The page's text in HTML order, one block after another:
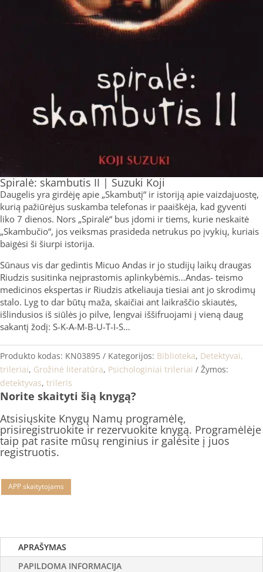
Spiralė: skambutis II | Suzuki Koji
Daugelis yra girdėję apie „Skambutį“ ir istoriją apie vaizdajuostę,
kurią pažiūrėjus suskamba telefonas ir paaiškėja, kad gyventi
liko 7 dienos. Nors „Spiralė“ bus įdomi ir tiems, kurie neskaitė
„Skambučio“, jos veiksmas prasideda netrukus po įvykių, kuriais
baigėsi ši šiurpi istorija.
Sūnaus vis dar gedintis Micuo Andas ir jo studijų laikų draugas
Riudzis susitinka neįprastomis aplinkybėmis…Andas- teismo
medicinos ekspertas ir Riudzis atkeliauja tiesiai ant jo skrodimų
stalo. Lyg to dar būtų maža, skaičiai ant laikraščio skiautės,
išlindusios iš siūlės jo pilve, lengvai iššifruojami į vieną daug
sakantį žodį: S-K-A-M-B-U-T-I-S…
Produkto kodas: KN03895 Kategorijos: Biblioteka, Detektyvai,
trileriai, Grožinė literatūra, Psichologiniai trileriai
Žymos:
detektyvas, trileris
Norite skaityti šią knygą?
Atsisiųskite Knygų Namų programėlę,
prisiregistruokite ir rezervuokite knygą. Programėlėje
taip pat rasite mūsų renginius ir galėsite į juos
registruotis.
APP skaitytojams
APRAŠYMAS
PAPILDOMA INFORMACIJA